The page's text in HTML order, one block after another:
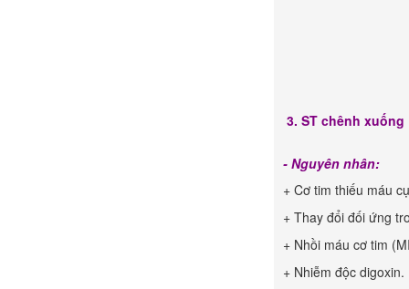
3. ST chênh xuống
- Nguyên nhân:
+ Cơ tim thiếu máu
+ Thay đổi đối ứng
+ Nhồi máu cơ tim
+ Nhiễm độc digoxin.